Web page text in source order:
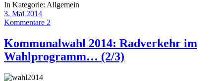
In Kategorie: Allgemein
3. Mai 2014
Kommentare 2
Kommunalwahl 2014: Radverkehr im
Wahlprogramm… (2/3)